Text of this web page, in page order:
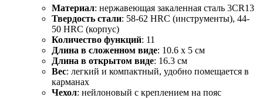
Материал: нержавеющая закаленная сталь 3CR13
Твердость стали: 58-62 HRC (инструменты), 44-
50 HRC (корпус)
Количество функций: 11
Длина в сложенном виде: 10.6 х 5 см
Длина в открытом виде: 16.3 см
Вес: легкий и компактный, удобно помещается в
карманах
Чехол: нейлоновый с креплением на пояс